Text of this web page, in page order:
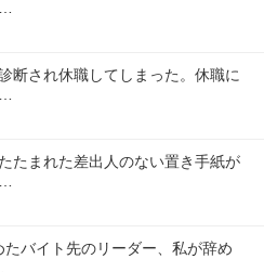
断され休職してしまった。休職に
たまれた差出人のない置き手紙が
バイト先のリーダー、私が辞め